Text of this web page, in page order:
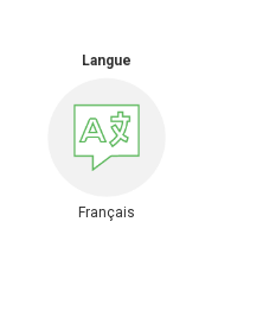
Langue
Français